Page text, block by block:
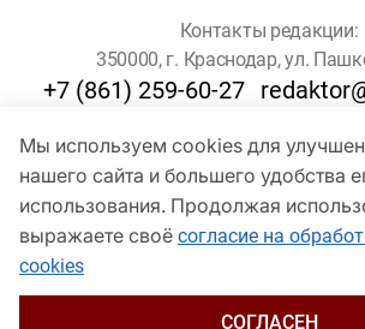
Мы используем cookies для
нашего сайта и большего удобства
использования. Продолжая
выражаете своё согласие на
cookies
СОГЛАСЕН
Контакты редакции:
350000, г. Краснодар, ул.
+7 (861) 259-60-27
Для пользователей
© Кубанские Новости,
Сетевое издание «kubnews»
службой по надзору в сфере связи,
и массовых коммуникаций (Роскомнадзор).